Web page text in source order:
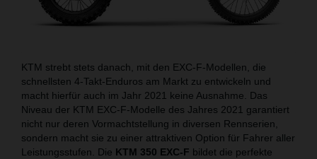
KTM strebt stets danach, mit den EXC-F-Modellen, die
schnellsten 4-Takt-Enduros am Markt zu entwickeln und
macht hierfür auch im Jahr 2021 keine Ausnahme. Das
Niveau der KTM EXC-F-Modelle des Jahres 2021 garantiert
nicht nur deren Vormachtstellung in diversen Rennserien,
sondern macht sie zu einer attraktiven Option für Fahrer aller
Leistungsstufen. Die KTM 350 EXC-F bildet die perfekte